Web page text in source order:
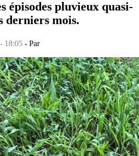
épisodes pluvieux quasi-
derniers mois.
18:05 - Par